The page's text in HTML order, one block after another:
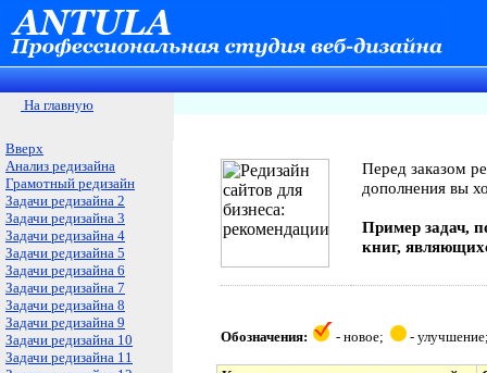
На главную
Вверх
Анализ редизайна
Грамотный редизайн
Задачи редизайна 2
Задачи редизайна 3
Задачи редизайна 4
Задачи редизайна 5
Задачи редизайна 6
Задачи редизайна 7
Задачи редизайна 8
Задачи редизайна 9
Задачи редизайна 10
Задачи редизайна 11
Перед заказом
дополнения вы
Пример задач,
книг,
Обозначения: - новое; -